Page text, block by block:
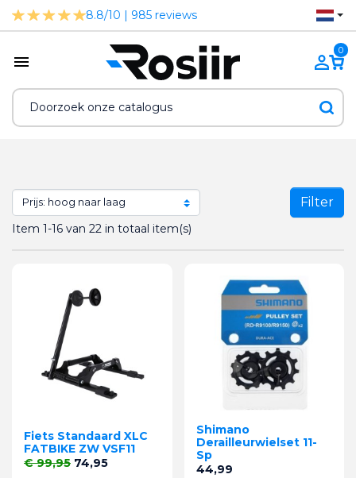
8.8/10 | 985 reviews
0
Filter
Item 1-16 van 22 in totaal item(s)
Fiets Standaard XLC
FATBIKE ZW VSF11
Normale prijs
€ 99,95 Prijs
74,95
Shimano
Derailleurwielset 11-
Sp
Prijs
44,99